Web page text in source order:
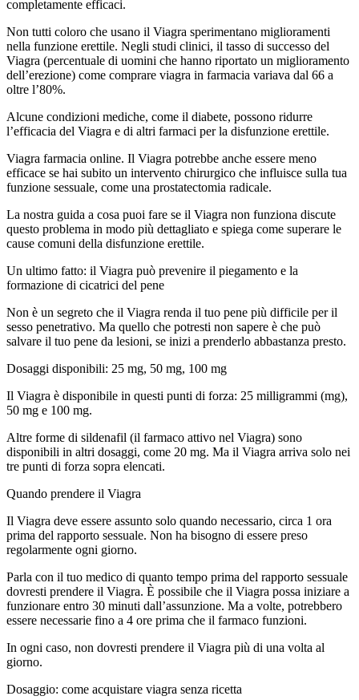
completamente efficaci.
Non tutti coloro che usano il Viagra sperimentano miglioramenti
nella funzione erettile. Negli studi clinici, il tasso di successo del
Viagra (percentuale di uomini che hanno riportato un miglioramento
dell’erezione) come comprare viagra in farmacia variava dal 66 a
oltre l’80%.
Alcune condizioni mediche, come il diabete, possono ridurre
l’efficacia del Viagra e di altri farmaci per la disfunzione erettile.
Viagra farmacia online. Il Viagra potrebbe anche essere meno
efficace se hai subito un intervento chirurgico che influisce sulla tua
funzione sessuale, come una prostatectomia radicale.
La nostra guida a cosa puoi fare se il Viagra non funziona discute
questo problema in modo più dettagliato e spiega come superare le
cause comuni della disfunzione erettile.
Un ultimo fatto: il Viagra può prevenire il piegamento e la
formazione di cicatrici del pene
Non è un segreto che il Viagra renda il tuo pene più difficile per il
sesso penetrativo. Ma quello che potresti non sapere è che può
salvare il tuo pene da lesioni, se inizi a prenderlo abbastanza presto.
Dosaggi disponibili: 25 mg, 50 mg, 100 mg
Il Viagra è disponibile in questi punti di forza: 25 milligrammi (mg),
50 mg e 100 mg.
Altre forme di sildenafil (il farmaco attivo nel Viagra) sono
disponibili in altri dosaggi, come 20 mg. Ma il Viagra arriva solo nei
tre punti di forza sopra elencati.
Quando prendere il Viagra
Il Viagra deve essere assunto solo quando necessario, circa 1 ora
prima del rapporto sessuale. Non ha bisogno di essere preso
regolarmente ogni giorno.
Parla con il tuo medico di quanto tempo prima del rapporto sessuale
dovresti prendere il Viagra. È possibile che il Viagra possa iniziare a
funzionare entro 30 minuti dall’assunzione. Ma a volte, potrebbero
essere necessarie fino a 4 ore prima che il farmaco funzioni.
In ogni caso, non dovresti prendere il Viagra più di una volta al
giorno.
Dosaggio: come acquistare viagra senza ricetta